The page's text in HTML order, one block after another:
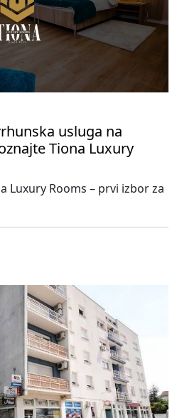
usluga na
Tiona Luxury
Luxury Rooms – prvi izbor za